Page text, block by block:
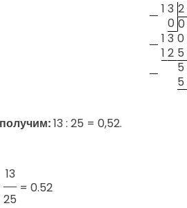
— 1 3 2
0 0
— 1 3 0
1 2 5
—
5
5
13 : 25 = 0,52.
13
25
= 0.52